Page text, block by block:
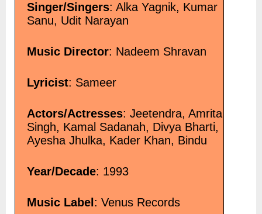
Singer/Singers: Alka Yagnik, Kumar
Sanu, Udit Narayan
Music Director: Nadeem Shravan
Lyricist: Sameer
Actors/Actresses: Jeetendra, Amrita
Singh, Kamal Sadanah, Divya Bharti,
Ayesha Jhulka, Kader Khan, Bindu
Year/Decade: 1993
Music Label : Venus Records